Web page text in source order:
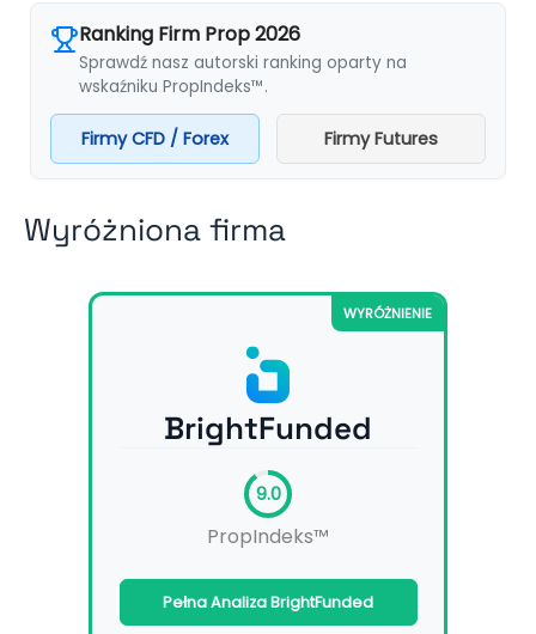
Ranking Firm Prop 2026
Sprawdź nasz autorski ranking oparty na
wskaźniku PropIndeks™.
Firmy CFD / Forex Firmy Futures
Wyróżniona firma
WYRÓŻNIENIE
BrightFunded
9.0
PropIndeks™
Pełna Analiza BrightFunded